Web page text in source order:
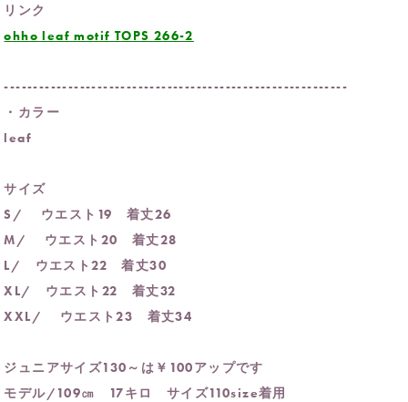
リンク
ohho leaf motif TOPS 266-2
-----------------------------------------------------------
・カラー
leaf
サイズ
S/ ウエスト19 着丈26
M/ ウエスト20 着丈28
L/ ウエスト22 着丈30
XL/ ウエスト22 着丈32
XXL/ ウエスト23 着丈34
ジュニアサイズ130～は￥100アップです
モデル/109㎝ 17キロ サイズ110size着用